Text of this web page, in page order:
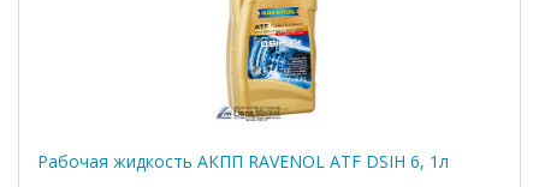
Рабочая жидкость АКПП RAVENOL ATF DSIH 6, 1л